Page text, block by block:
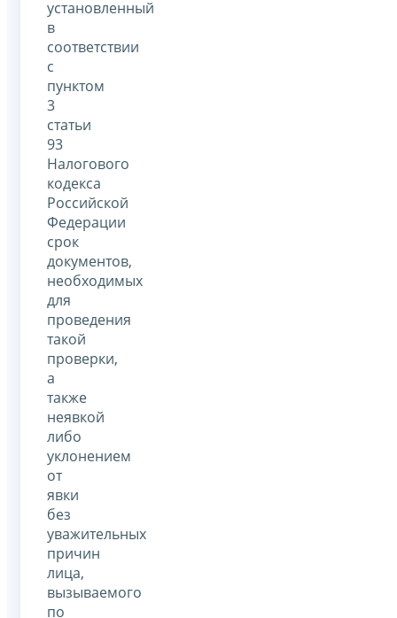
установленный
в
соответствии
с
пунктом
3
статьи
93
Налогового
кодекса
Российской
Федерации
срок
документов,
необходимых
для
проведения
такой
проверки,
а
также
неявкой
либо
уклонением
от
явки
без
уважительных
причин
лица,
вызываемого
по